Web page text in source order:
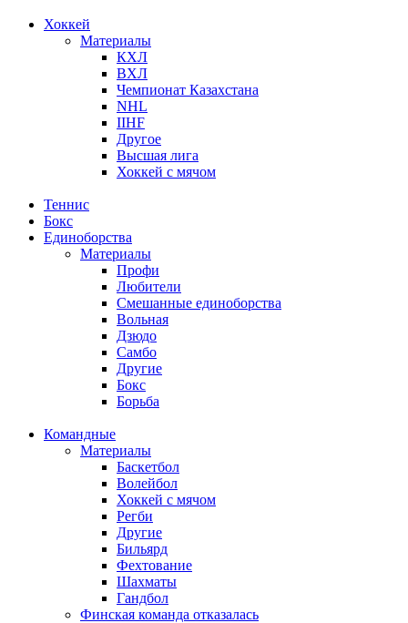
Хоккей
Материалы
КХЛ
ВХЛ
Чемпионат Казахстана
NHL
IIHF
Другое
Высшая лига
Хоккей с мячом
Теннис
Бокс
Единоборства
Материалы
Профи
Любители
Смешанные единоборства
Вольная
Дзюдо
Самбо
Другие
Бокс
Борьба
Командные
Материалы
Баскетбол
Волейбол
Хоккей с мячом
Регби
Другие
Бильярд
Фехтование
Шахматы
Гандбол
Финская команда отказалась